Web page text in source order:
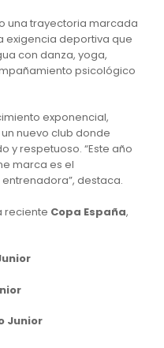
una trayectoria marcada
exigencia deportiva que
con danza, yoga,
psicológico
exponencial,
nuevo club donde
y respetuoso. “Este año
marca es el
destaca.
reciente Copa España,
Junior